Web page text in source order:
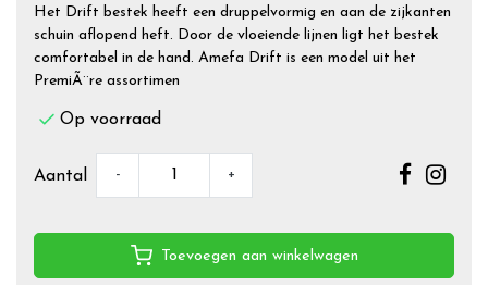
Het Drift bestek heeft een druppelvormig en aan de zijkanten
schuin aflopend heft. Door de vloeiende lijnen ligt het bestek
comfortabel in de hand. Amefa Drift is een model uit het
PremiÃ¨re assortimen
Op voorraad
Aantal - +
Toevoegen aan winkelwagen